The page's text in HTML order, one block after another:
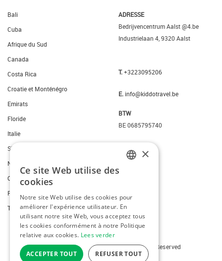
Bali
Cuba
Afrique du Sud
Canada
Costa Rica
Croatie et Monténégro
Emirats
Floride
Italie
Slovenie
New York
Ouest des Etats-Unis
Portugal
Thailande
ADRESSE
Bedrijvencentrum Aalst @4.be
Industrielaan 4, 9320 Aalst
T.+3223095206
E. info@kiddotravel.be
BTW
BE 0685795740
Copyright © 2026 Kiddotravel. All Rights Reserved
×
Ce site Web utilise des
cookies
Notre site Web utilise des cookies pour
améliorer l'expérience utilisateur. En
utilisant notre site Web, vous acceptez tous
les cookies conformément à notre Politique
relative aux cookies. Lees verder
ACCEPTER TOUT REFUSER TOUT